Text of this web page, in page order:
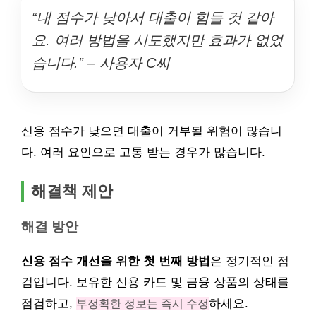
“내 점수가 낮아서 대출이 힘들 것 같아
요. 여러 방법을 시도했지만 효과가 없었
습니다.” – 사용자 C씨
신용 점수가 낮으면 대출이 거부될 위험이 많습니
다. 여러 요인으로 고통 받는 경우가 많습니다.
해결책 제안
해결 방안
신용 점수 개선을 위한 첫 번째 방법 은 정기적인 점
검입니다. 보유한 신용 카드 및 금융 상품의 상태를
점검하고, 부정확한 정보는 즉시 수정하세요.